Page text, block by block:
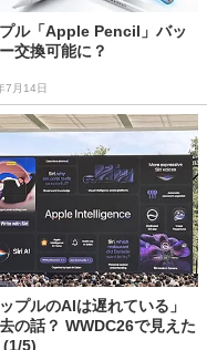
ル「Apple Pencil」バッ
交換可能に？
7月14日
ップルのAIは遅れている」
の話？ WWDC26で見えた
(1/5)